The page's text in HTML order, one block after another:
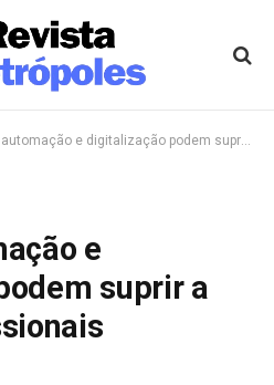
e digitalização podem suprir a falta de profissionais qualificados
e
suprir a